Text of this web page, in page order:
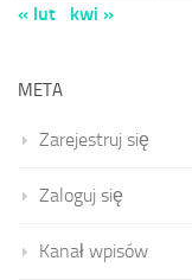
« lut
kwi »
META
Zarejestruj się
Zaloguj się
Kanał wpisów